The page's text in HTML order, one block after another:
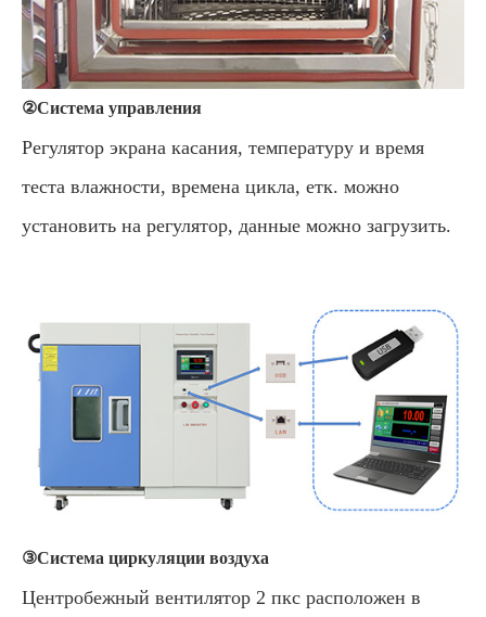
②Система управления
Регулятор экрана касания, температуру и время
теста влажности, времена цикла, етк. можно
установить на регулятор, данные можно загрузить.
③Система циркуляции воздуха
Центробежный вентилятор 2 пкс расположен в